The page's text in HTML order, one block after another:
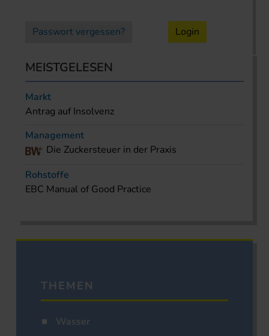
Passwort vergessen? Login
MEISTGELESEN
Markt
Antrag auf Insolvenz
Management
Die Zuckersteuer in der Praxis
Rohstoffe
EBC Manual of Good Practice
THEMEN
Wasser